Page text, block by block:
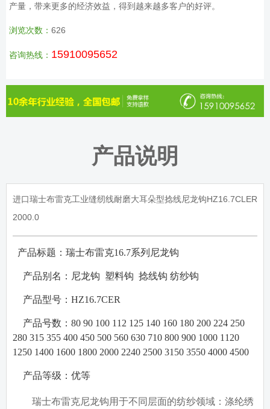
产量，带来更多的经济效益，得到越来越多客户的好评。
浏览次数： 626
咨询热线： 15910095652
产品说明
进口瑞士布雷克工业缝纫线耐磨大耳朵型捻线尼龙钩HZ16.7CLER
2000.0
产品标题：瑞士布雷克16.7系列尼龙钩
产品别名： 尼龙钩 塑料钩 捻线钩 纺纱钩
产品型号：HZ16.7CER
产品号数：80 90 100 112 125 140 160 180 200 224 250
280 315 355 400 450 500 560 630 710 800 900 1000 1120
1250 1400 1600 1800 2000 2240 2500 3150 3550 4000 4500
产品等级：优等
瑞士布雷克尼龙钩用于不同层面的纺纱领域：涤纶绣